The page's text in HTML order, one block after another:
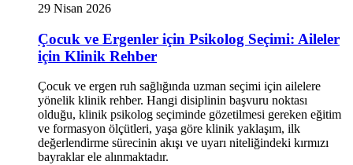
29 Nisan 2026
Çocuk ve Ergenler için Psikolog Seçimi: Aileler
için Klinik Rehber
Çocuk ve ergen ruh sağlığında uzman seçimi için ailelere
yönelik klinik rehber. Hangi disiplinin başvuru noktası
olduğu, klinik psikolog seçiminde gözetilmesi gereken eğitim
ve formasyon ölçütleri, yaşa göre klinik yaklaşım, ilk
değerlendirme sürecinin akışı ve uyarı niteliğindeki kırmızı
bayraklar ele alınmaktadır.